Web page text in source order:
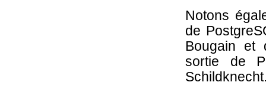
Notons
de
Bougain et
sortie de